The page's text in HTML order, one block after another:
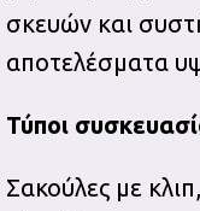
σκευών και
αποτελέσματα
Τύποι
Σακούλες με